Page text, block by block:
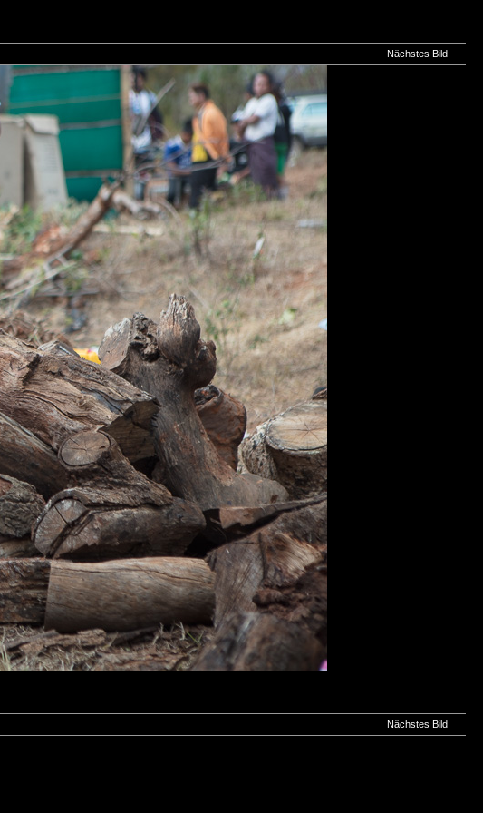
Nächstes Bild
Nächstes Bild